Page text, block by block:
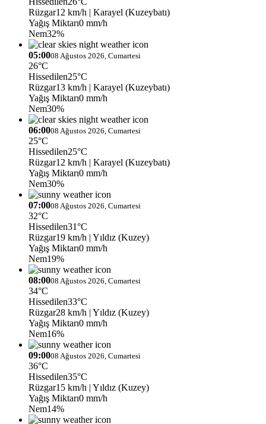
Rüzgar12 km/h | Karayel (Kuzeybatı)
Yağış Miktarı0 mm/h
Nem32%
05:0008 Ağustos 2026, Cumartesi
26°C
Hissedilen25°C
Rüzgar13 km/h | Karayel (Kuzeybatı)
Yağış Miktarı0 mm/h
Nem30%
06:0008 Ağustos 2026, Cumartesi
25°C
Hissedilen25°C
Rüzgar12 km/h | Karayel (Kuzeybatı)
Yağış Miktarı0 mm/h
Nem30%
07:0008 Ağustos 2026, Cumartesi
32°C
Hissedilen31°C
Rüzgar19 km/h | Yıldız (Kuzey)
Yağış Miktarı0 mm/h
Nem19%
08:0008 Ağustos 2026, Cumartesi
34°C
Hissedilen33°C
Rüzgar28 km/h | Yıldız (Kuzey)
Yağış Miktarı0 mm/h
Nem16%
09:0008 Ağustos 2026, Cumartesi
36°C
Hissedilen35°C
Rüzgar15 km/h | Yıldız (Kuzey)
Yağış Miktarı0 mm/h
Nem14%